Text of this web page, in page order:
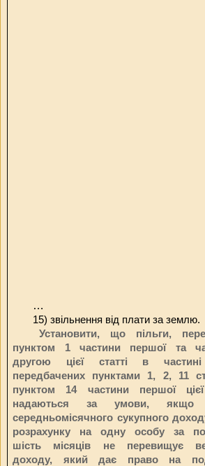
…
15) звільнення від плати за землю.
Установити, що пільги,
пунктом 1 частини першої та
другою цієї статті в частині
передбачених пунктами 1, 2, 11
пунктом 14 частини першої цієї
надаються за умови, якщо
середньомісячного сукупного
розрахунку на одну особу за
шість місяців не перевищує
доходу, який дає право на